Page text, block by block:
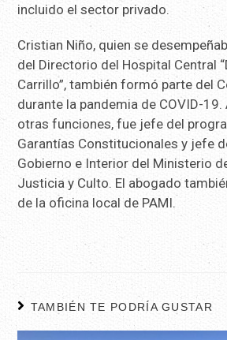
incluido el sector privado.
Cristian Niño, quien se
del Directorio del Hospital Central
Carrillo”, también formó parte del
durante la pandemia de COVID-
otras funciones, fue jefe del
Garantías Constitucionales y jefe
Gobierno e Interior del Ministerio
Justicia y Culto. El abogado
de la oficina local de PAMI.
TAMBIÉN TE PODRÍA GUSTAR